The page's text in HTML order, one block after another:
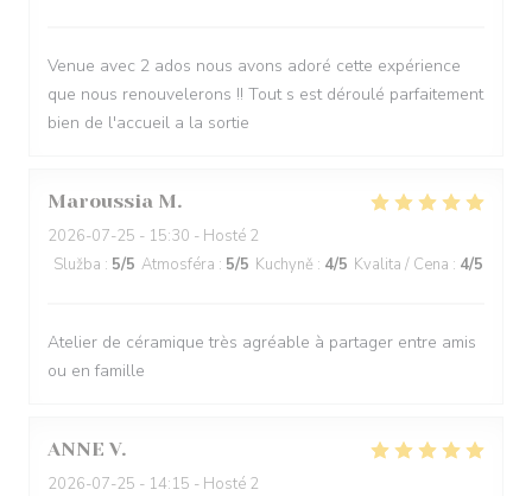
Venue avec 2 ados nous avons adoré cette expérience
que nous renouvelerons !! Tout s est déroulé parfaitement
bien de l'accueil a la sortie
Maroussia M
2026-07-25 - 15:30 - Hosté 2
Služba : 5/5 Atmosféra : 5/5 Kuchyně : 4/5 Kvalita / Cena : 4/5
Atelier de céramique très agréable à partager entre amis
ou en famille
ANNE V
2026-07-25 - 14:15 - Hosté 2